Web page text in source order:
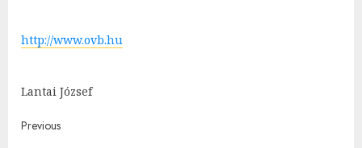
http://www.ovb.hu
Lantai József
Post
Previous